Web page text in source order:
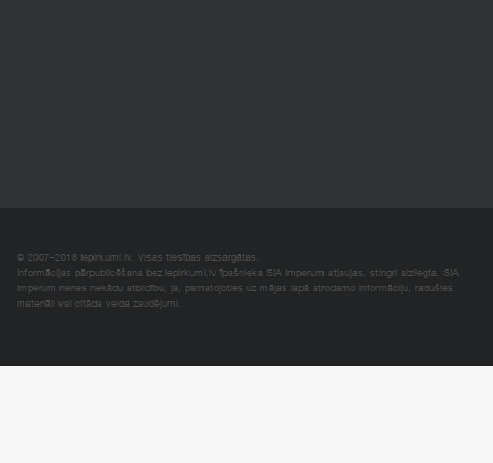
© 2007–2018 Iepirkumi.lv. Visas tiesības aizsargātas.
Informācijas pārpublicēšana bez iepirkumi.lv īpašnieka SIA Imperum atļaujas, stingri aizliegta. SIA
Imperum nenes nekādu atbildību, ja, pamatojoties uz mājas lapā atrodamo informāciju, radušies
materiāli vai citāda veida zaudējumi.